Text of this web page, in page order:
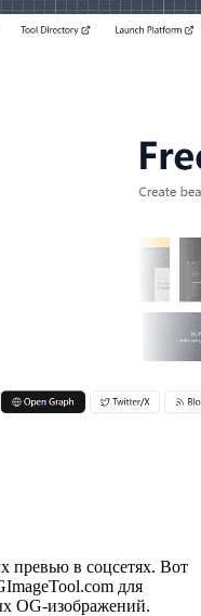
превью в соцсетях. Вот
для
OG-изображений.